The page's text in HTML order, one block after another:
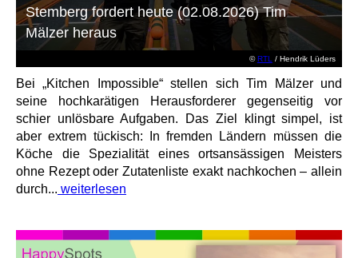
©RTL / Hendrik Lüders
Stemberg fordert heute (02.08.2026) Tim
Mälzer heraus
Bei „Kitchen Impossible“ stellen sich Tim Mälzer und
seine hochkarätigen Herausforderer gegenseitig vor
schier unlösbare Aufgaben. Das Ziel klingt simpel, ist
aber extrem tückisch: In fremden Ländern müssen die
Köche die Spezialität eines ortsansässigen Meisters
ohne Rezept oder Zutatenliste exakt nachkochen – allein
durch... weiterlesen